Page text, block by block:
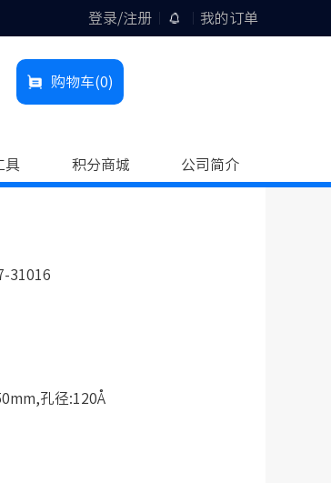
登录/注册 我的订单
购物车(0)
具 积分商城 公司简介
31016
孔径:120Å